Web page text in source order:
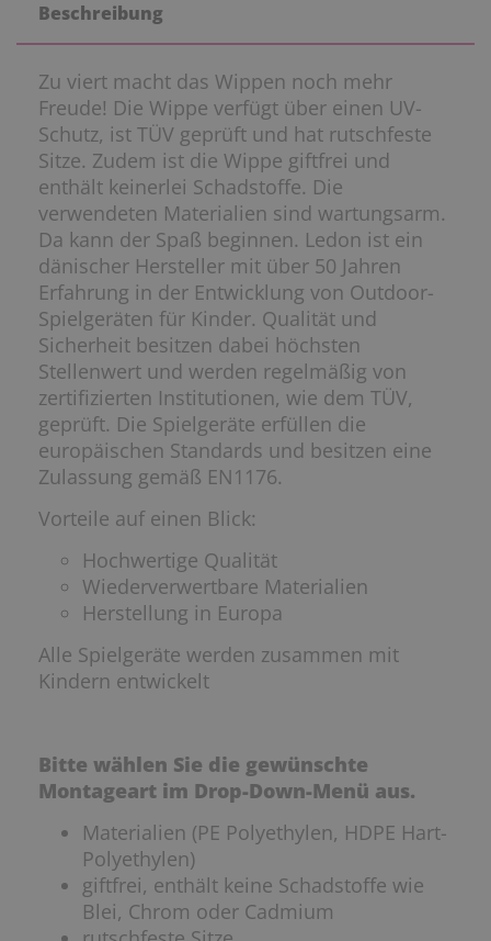
Beschreibung
Zu viert macht das Wippen noch mehr
Freude! Die Wippe verfügt über einen UV-
Schutz, ist TÜV geprüft und hat rutschfeste
Sitze. Zudem ist die Wippe giftfrei und
enthält keinerlei Schadstoffe. Die
verwendeten Materialien sind wartungsarm.
Da kann der Spaß beginnen. Ledon ist ein
dänischer Hersteller mit über 50 Jahren
Erfahrung in der Entwicklung von Outdoor-
Spielgeräten für Kinder. Qualität und
Sicherheit besitzen dabei höchsten
Stellenwert und werden regelmäßig von
zertifizierten Institutionen, wie dem TÜV,
geprüft. Die Spielgeräte erfüllen die
europäischen Standards und besitzen eine
Zulassung gemäß EN1176.
Vorteile auf einen Blick:
Hochwertige Qualität
Wiederverwertbare Materialien
Herstellung in Europa
Alle Spielgeräte werden zusammen mit
Kindern entwickelt
Bitte wählen Sie die gewünschte
Montageart im Drop-Down-Menü aus.
Materialien (PE Polyethylen, HDPE Hart-
Polyethylen)
giftfrei, enthält keine Schadstoffe wie
Blei, Chrom oder Cadmium